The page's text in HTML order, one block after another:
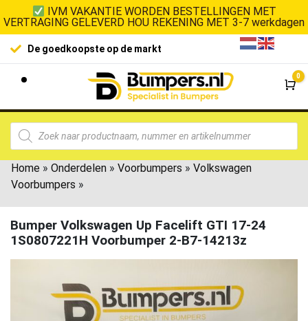
IVM VAKANTIE WORDEN BESTELLINGEN MET
VERTRAGING GELEVERD HOU REKENING MET 3-7 werkdagen
De goedkoopste op de markt
0
Home » Onderdelen » Voorbumpers » Volkswagen
Voorbumpers »
Bumper Volkswagen Up Facelift GTI 17-24
1S0807221H Voorbumper 2-B7-14213z